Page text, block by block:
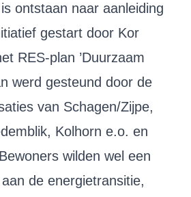
ontstaan naar aanleiding
gestart door Kor
RES-plan ’Duurzaam
werd gesteund door de
van Schagen/Zijpe,
Kolhorn e.o. en
wilden wel een
de energietransitie,